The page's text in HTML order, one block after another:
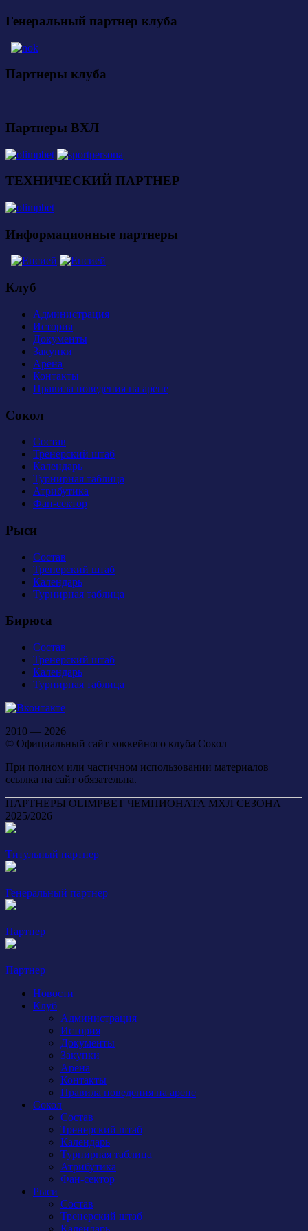
Генеральный партнер клуба
Партнеры клуба
Партнеры ВХЛ
ТЕХНИЧЕСКИЙ ПАРТНЕР
Информационные партнеры
Клуб
Администрация
История
Документы
Закупки
Арена
Контакты
Правила поведения на арене
Сокол
Состав
Тренерский штаб
Календарь
Турнирная таблица
Атрибутика
Фан-сектор
Рыси
Состав
Тренерский штаб
Календарь
Турнирная таблица
Бирюса
Состав
Тренерский штаб
Календарь
Турнирная таблица
2010 — 2026
© Официальный сайт хоккейного клуба Сокол
При полном или частичном использовании материалов
ссылка на сайт обязательна.
ПАРТНЕРЫ OLIMPBET ЧЕМПИОНАТА МХЛ СЕЗОНА
2025/2026
Титульный партнер
Генеральный партнер
Партнер
Партнер
Новости
Клуб
Администрация
История
Документы
Закупки
Арена
Контакты
Правила поведения на арене
Сокол
Состав
Тренерский штаб
Календарь
Турнирная таблица
Атрибутика
Фан-сектор
Рыси
Состав
Тренерский штаб